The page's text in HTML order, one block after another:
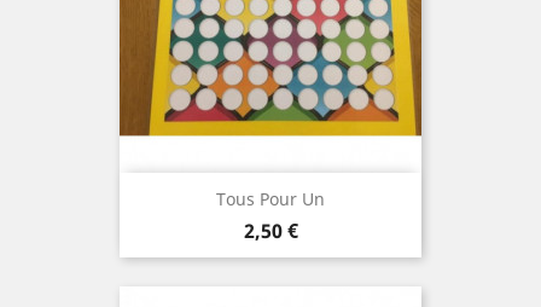
Tous Pour Un
Prix
2,50 €